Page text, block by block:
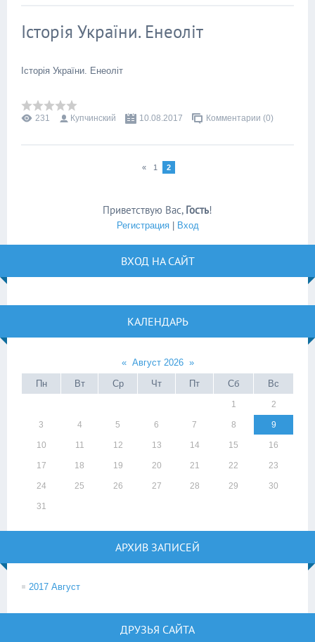
Історія України. Енеоліт
Історія України. Енеоліт
231 Купчинский 10.08.2017 Комментарии (0)
« 1 2
Приветствую Вас, Гость!
Регистрация| Вход
ВХОД НА САЙТ
КАЛЕНДАРЬ
« Август 2026 »
Пн
Вт Ср Чт Пт Сб Вс
1 2
3 4 5 6 7 8 9
10 11 12 13 14 15 16
17 18 19 20 21 22 23
24 25 26 27 28 29 30
31
АРХИВ ЗАПИСЕЙ
2017 Август
ДРУЗЬЯ САЙТА